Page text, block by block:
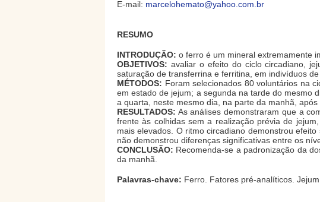
E-mail: marcelohemato@yahoo.com.br
RESUMO
INTRODUÇÃO: o ferro é um mineral extremamente
OBJETIVOS: avaliar o efeito do ciclo circadiano,
saturação de transferrina e ferritina, em indivíduos
MÉTODOS: Foram selecionados 80 voluntários na
em estado de jejum; a segunda na tarde do mesmo
a quarta, neste mesmo dia, na parte da manhã,
RESULTADOS: As análises demonstraram que a
frente às colhidas sem a realização prévia de
mais elevados. O ritmo circadiano demonstrou
não demonstrou diferenças significativas entre os
CONCLUSÃO: Recomenda-se a padronização da
da manhã.
Palavras-chave: Ferro. Fatores pré-analíticos.